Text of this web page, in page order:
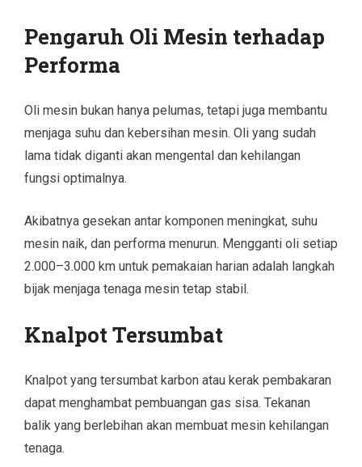
Pengaruh Oli Mesin terhadap
Performa
Oli mesin bukan hanya pelumas, tetapi juga membantu
menjaga suhu dan kebersihan mesin. Oli yang sudah
lama tidak diganti akan mengental dan kehilangan
fungsi optimalnya.
Akibatnya gesekan antar komponen meningkat, suhu
mesin naik, dan performa menurun. Mengganti oli setiap
2.000–3.000 km untuk pemakaian harian adalah langkah
bijak menjaga tenaga mesin tetap stabil.
Knalpot Tersumbat
Knalpot yang tersumbat karbon atau kerak pembakaran
dapat menghambat pembuangan gas sisa. Tekanan
balik yang berlebihan akan membuat mesin kehilangan
tenaga.